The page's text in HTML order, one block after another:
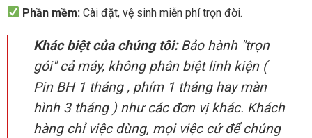
Phần mềm: Cài đặt, vệ sinh miễn phí trọn đời.
Khác biệt của chúng tôi:Bảo hành "trọn
gói" cả máy, không phân biệt linh kiện (
Pin BH 1 tháng , phím 1 tháng hay màn
hình 3 tháng ) như các đơn vị khác. Khách
hàng chỉ việc dùng, mọi việc cứ để chúng